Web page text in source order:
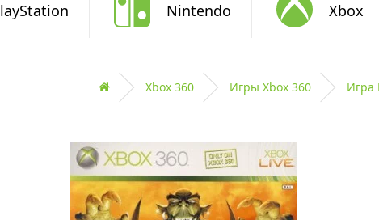
Nintendo Xbox
Xbox 360 Игры Xbox 360 Игра